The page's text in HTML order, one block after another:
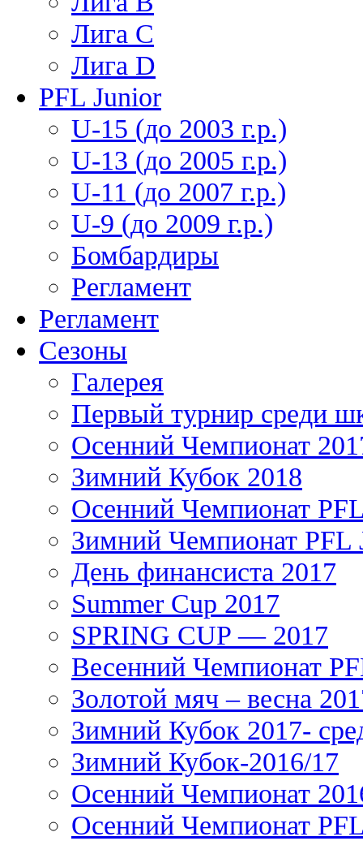
Лига С
Лига D
PFL Junior
U-15 (до 2003 г.р.)
U-13 (до 2005 г.р.)
U-11 (до 2007 г.р.)
U-9 (до 2009 г.р.)
Бомбардиры
Регламент
Регламент
Сезоны
Галерея
Первый турнир среди
Осенний Чемпионат
Зимний Кубок 2018
Осенний Чемпионат
Зимний Чемпионат PFL
День финансиста 2017
Summer Cup 2017
SPRING CUP — 2017
Весенний Чемпионат
Золотой мяч – весна
Зимний Кубок 2017-
Зимний Кубок-2016/17
Осенний Чемпионат
Осенний Чемпионат